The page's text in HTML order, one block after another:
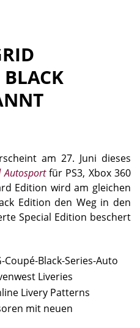
am 27. Juni dieses
Autosportfür PS3, Xbox 360
Edition wird am gleichen
Edition den Weg in den
Special Edition beschert
Coupé-Black-Series-Auto
Liveries
Livery Patterns
mit neuen